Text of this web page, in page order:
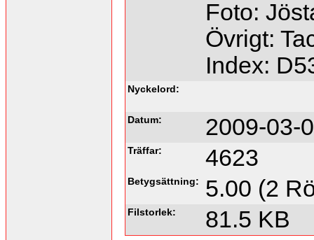
Foto:
Övrigt:
Index:
Nyckelord:
Datum: 2009-03-
Träffar: 4623
Betygsättning: 5.00 (2
Filstorlek: 81.5 KB